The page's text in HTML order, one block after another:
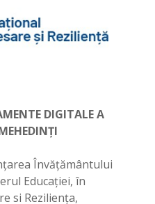
DIGITALE A
Învățământului
Educației, în
si Reziliența,